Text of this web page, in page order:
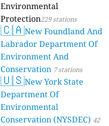
Environmental
Protection229 stations
🇨🇦New Foundland And
Labrador Department Of
Environment And
Conservation 7 stations
🇺🇸New York State
Department Of
Environmental
Conservation (NYSDEC) 42